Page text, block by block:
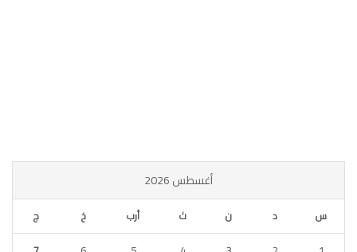
أغسطس 2026
س د ن ث أرب خ ج